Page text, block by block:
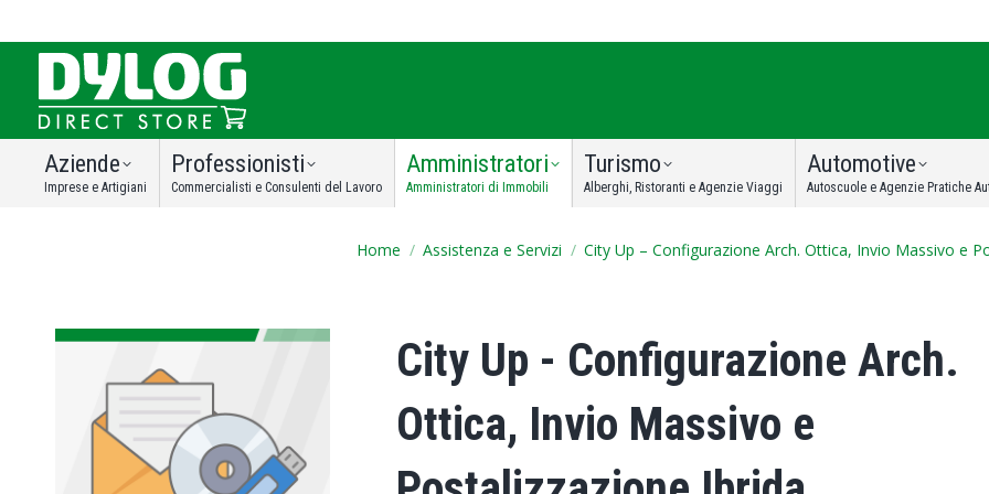
Aziende
Imprese e Artigiani
Professionisti
Commercialisti e Consulenti del Lavoro
Amministratori
Amministratori di Immobili
Turismo
Alberghi, Ristoranti e Agenzie Viaggi
Automotive
Autoscuole e Agenzie Pratiche
You are here:
Home Assistenza e Servizi City Up – Configurazione Arch. Ottica, Invio Massivo e
City Up - Configurazione Arch.
Ottica, Invio Massivo e